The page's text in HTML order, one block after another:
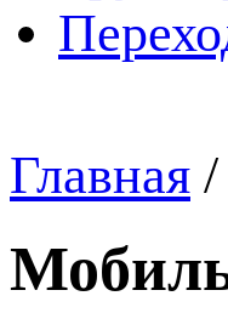
Главная /